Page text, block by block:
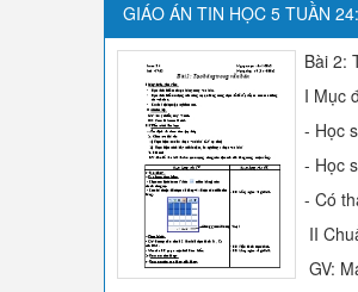
GIÁO ÁN TIN HỌC 5 TUẦN
Bài 2:
I Mục
- Học
- Học
- Có
II
GV: